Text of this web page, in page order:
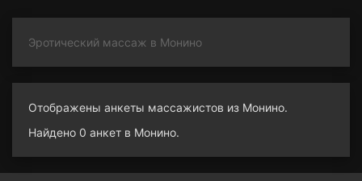
Эротический массаж в Монино
Отображены анкеты массажистов из Монино.
Найдено 0 анкет в Монино.